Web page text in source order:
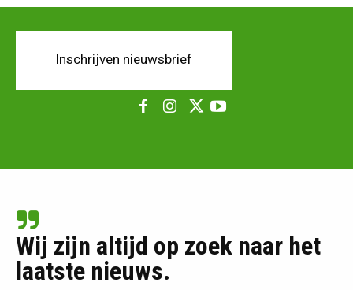
Inschrijven nieuwsbrief
Wij zijn altijd op zoek naar het
laatste nieuws.